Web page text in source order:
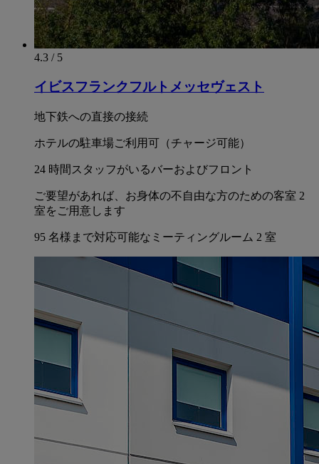
4.3 / 5
イビスフランクフルトメッセヴェスト
地下鉄への直接の接続
ホテルの駐車場ご利用可（チャージ可能）
24 時間スタッフがいるバーおよびフロント
ご要望があれば、お身体の不自由な方のための客室 2
室をご用意します
95 名様まで対応可能なミーティングルーム 2 室